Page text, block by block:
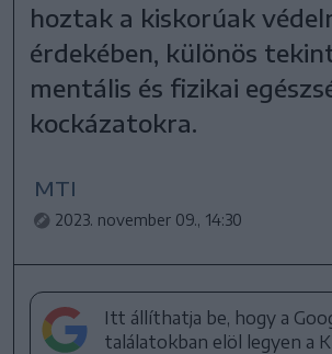
hoztak a kiskorúak
érdekében, különös
mentális és fizikai
kockázatokra.
MTI
2023. november 09., 14:30
Itt állíthatja be, hogy a
találatokban elöl legyen a